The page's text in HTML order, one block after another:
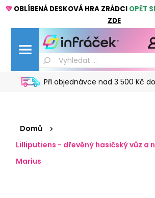
💚 OBLÍBENÁ DESKOVÁ HRA ZRÁDCI OPĚT
ZDE
Při objednávce nad 3 500 Kč
Domů
Lilliputiens - dřevěný hasičský vůz a
Marius